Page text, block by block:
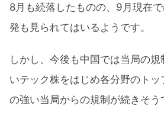
8月も続落したものの、9月現在
発も見られてはいるようです。
しかし、今後も中国では当局の
いテック株をはじめ各分野のトッ
の強い当局からの規制が続きそう